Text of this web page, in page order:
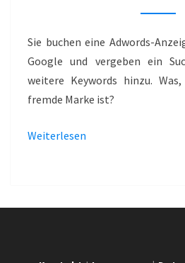
–
Sie buchen eine Adwords-
Google und vergeben ein
weitere Keywords hinzu.
fremde Marke ist?
Weiterlesen